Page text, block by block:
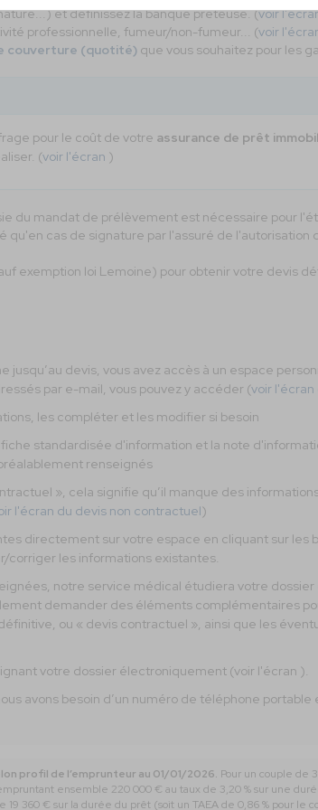
et définissez la banque prêteuse. (voir
professionnelle, fumeur/non-fumeur... (voir
couverture (quotité) que vous souhaitez pour les
pour le coût de votre assurance de prêt
(voir l'écran )
du mandat de prélèvement est nécessaire pour
qu'en cas de signature par l'assuré de l'autorisation
exemption loi Lemoine) pour obtenir votre devis
jusqu’au devis, vous avez accès à un espace
par e-mail, vous pouvez y accéder (voir
les compléter et les modifier si besoin
standardisée d'information et la note
renseignés
», cela signifie qu’il manque des
l'écran du devis non contractuel)
directement sur votre espace en cliquant sur les
corriger les informations existantes.
notre service médical étudiera votre dossier
demander des éléments complémentaires
ou « devis contractuel », ainsi que les
votre dossier électroniquement (voir l'écran ).
avons besoin d’un numéro de téléphone portable
profil de l’emprunteur au 01/01/2026. Pour un couple de
ensemble 220 000 € au taux de 3,20 % sur une
360 € sur la durée du prêt (soit un TAEA de 0,86 % pour le